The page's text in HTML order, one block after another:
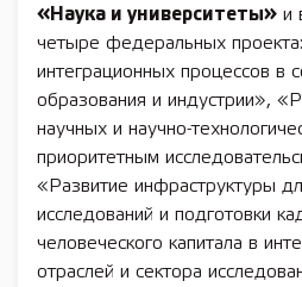
«Наука и университеты» и
четыре федеральных
интеграционных процессов в
образования и индустрии»,
научных и научно-
приоритетным
«Развитие инфраструктуры
исследований и подготовки
человеческого капитала в
отраслей и сектора